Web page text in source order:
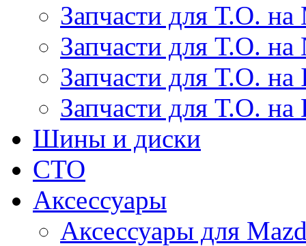
Запчасти для Т.О. на
Запчасти для Т.О. на
Запчасти для Т.О.
Запчасти для Т.О. на
Шины и диски
СТО
Аксессуары
Аксессуары для